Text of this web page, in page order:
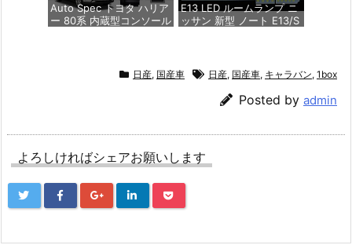
Auto Spec トヨタ ハリア
ー 80系 内蔵型コンソール
収納ボックス 3Dトレイ
小物入れ 車種専用設計 内
アー 80系, LEDセンサー
E13 LED ルームランプ ニ
ッサン 新型 ノート E13/S
灯 6000K ホワイト 爆光
ゴースト点灯対策 カスタ
ムパーツ LEDバルブ LED
ルームランプ セット 3チ
工不要 取付簡単 取扱説明
3 用)
日産, 国産車 日産, 国産車, キャラバン, 1box
Posted by admin
よろしければシェアお願いします